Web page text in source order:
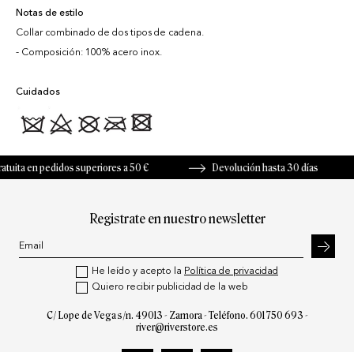
Notas de estilo
Collar combinado de dos tipos de cadena.
Composición: 100% acero inox.
Cuidados
en pedidos superiores a 50 € Devolución hasta 30 días
Registrate en nuestro newsletter
He leído y acepto la Política de privacidad
Quiero recibir publicidad de la web
C/ Lope de Vega s/n. 49013 - Zamora - Teléfono. 601 750 693 -
river@riverstore.es